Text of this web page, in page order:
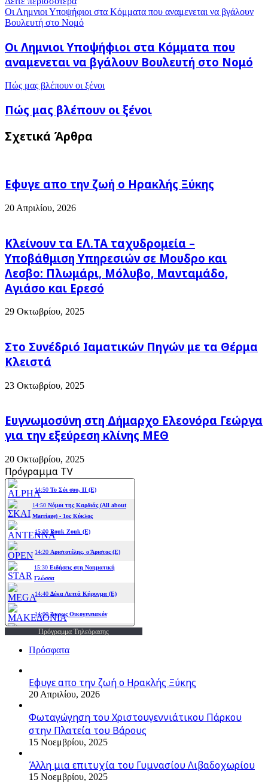
Οι Λημνιοι Υποψήφιοι στα Κόμματα που αναμενεται να βγάλουν
Βουλευτή στο Νομό
Οι Λημνιοι Υποψήφιοι στα Κόμματα που
αναμενεται να βγάλουν Βουλευτή στο Νομό
Πώς μας βλέπουν οι ξένοι
Πώς μας βλέπουν οι ξένοι
Σχετικά Άρθρα
Εφυγε απο την ζωή o Ηρακλής Ξύκης
20 Απριλίου, 2026
Κλείνουν τα ΕΛ.ΤΑ ταχυδρομεία –
Υποβάθμιση Υπηρεσιών σε Μουδρο και
Λεσβο: Πλωμάρι, Μόλυβο, Μανταμάδο,
Αγιάσο και Ερεσό
29 Οκτωβρίου, 2025
Στο Συνέδριό Ιαματικών Πηγών με τα Θέρμα
Κλειστά
23 Οκτωβρίου, 2025
Ευγνωμοσύνη στη Δήμαρχο Ελεονόρα Γεώργα
για την εξεύρεση κλίνης ΜΕΘ
20 Οκτωβρίου, 2025
Πρόγραμμα TV
Πρόγραμμα Τηλεόρασης
Πρόσφατα
Εφυγε απο την ζωή o Ηρακλής Ξύκης
20 Απριλίου, 2026
Φωταγώγηση του Χριστουγεννιάτικου Πάρκου
στην Πλατεία του Βάρους
15 Νοεμβρίου, 2025
Άλλη μια επιτυχία του Γυμνασίου Λιβαδοχωρίου
15 Νοεμβρίου, 2025